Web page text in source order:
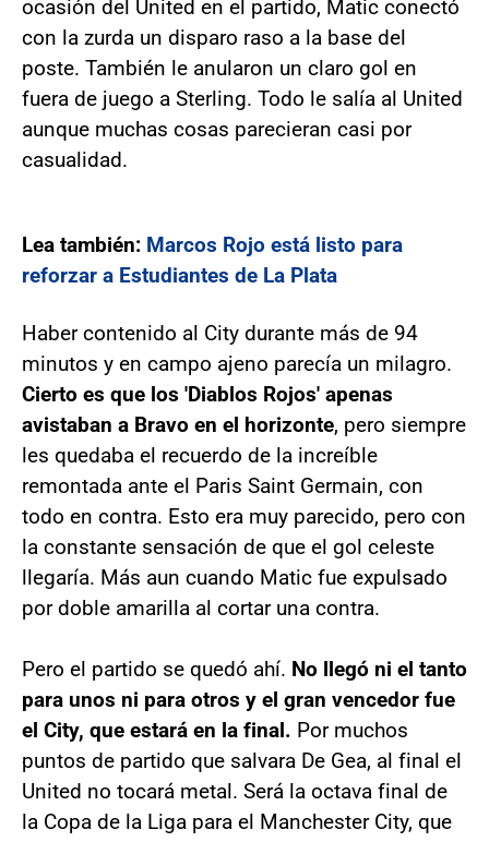
ocasión del United en el partido, Matic conectó
con la zurda un disparo raso a la base del
poste. También le anularon un claro gol en
fuera de juego a Sterling. Todo le salía al United
aunque muchas cosas parecieran casi por
casualidad.
Lea también: Marcos Rojo está listo para
reforzar a Estudiantes de La Plata
Haber contenido al City durante más de 94
minutos y en campo ajeno parecía un milagro.
Cierto es que los 'Diablos Rojos' apenas
avistaban a Bravo en el horizonte, pero siempre
les quedaba el recuerdo de la increíble
remontada ante el Paris Saint Germain, con
todo en contra. Esto era muy parecido, pero con
la constante sensación de que el gol celeste
llegaría. Más aun cuando Matic fue expulsado
por doble amarilla al cortar una contra.
Pero el partido se quedó ahí. No llegó ni el tanto
para unos ni para otros y el gran vencedor fue
el City, que estará en la final. Por muchos
puntos de partido que salvara De Gea, al final el
United no tocará metal. Será la octava final de
la Copa de la Liga para el Manchester City, que